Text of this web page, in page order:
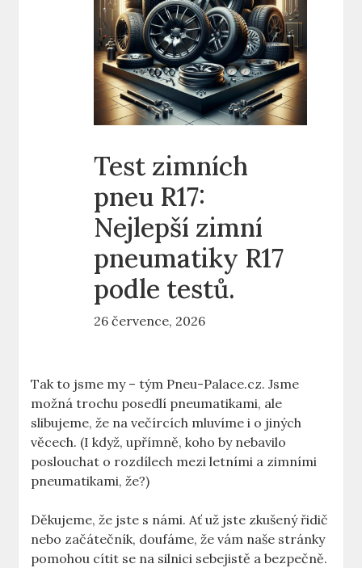
Test zimních
pneu R17:
Nejlepší zimní
pneumatiky R17
podle testů.
26 července, 2026
Tak to jsme my – tým Pneu-Palace.cz. Jsme
možná trochu posedlí pneumatikami, ale
slibujeme, že na večírcích mluvíme i o jiných
věcech. (I když, upřímně, koho by nebavilo
poslouchat o rozdílech mezi letními a zimními
pneumatikami, že?)
Děkujeme, že jste s námi. Ať už jste zkušený řidič
nebo začátečník, doufáme, že vám naše stránky
pomohou cítit se na silnici sebejistě a bezpečně.